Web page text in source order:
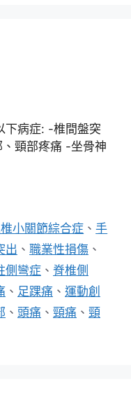
下病症: -椎間盤突
頸部疼痛 -坐骨神
小關節綜合症 、手
出 、 職業性損傷 、
側彎症 、 脊椎側
、 足踝痛 、 運動創
、 頭痛 、 頸痛 、 頸